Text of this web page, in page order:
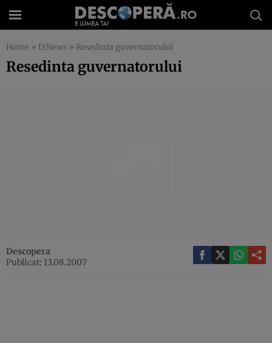
Home » D:News » Resedinta guvernatorului
Resedinta guvernatorului
Descopera
Publicat: 13.08.2007